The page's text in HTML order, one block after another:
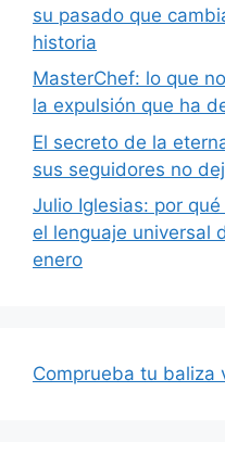
su pasado que
historia
MasterChef: lo que
la expulsión que ha
El secreto de la
sus seguidores no
Julio Iglesias: por
el lenguaje universal
enero
Comprueba tu baliza